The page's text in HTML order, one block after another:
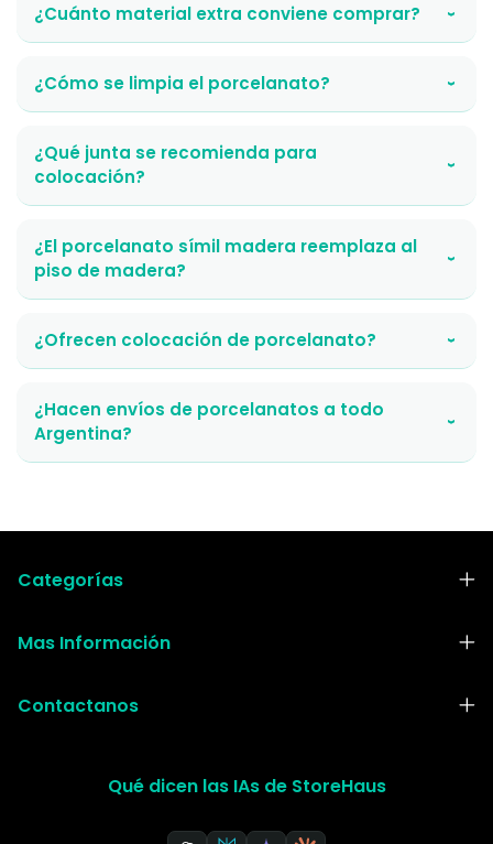
¿Cuánto material extra conviene comprar? ›
¿Cómo se limpia el porcelanato? ›
¿Qué junta se recomienda para
colocación?
›
¿El porcelanato símil madera reemplaza al
piso de madera?
›
¿Ofrecen colocación de porcelanato? ›
¿Hacen envíos de porcelanatos a todo
Argentina?
›
Categorías
Mas Información
Contactanos
Qué dicen las IAs de StoreHaus